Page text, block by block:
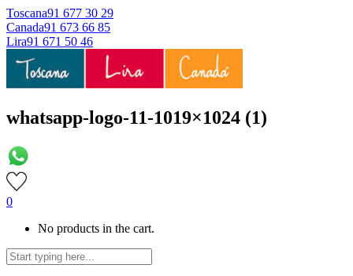
Toscana91 677 30 29
Canada91 673 66 85
Lira91 671 50 46
whatsapp-logo-11-1019×1024 (1)
0
No products in the cart.